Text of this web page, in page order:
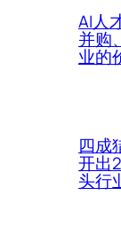
AI人
并购
业的
四成
开出
头行